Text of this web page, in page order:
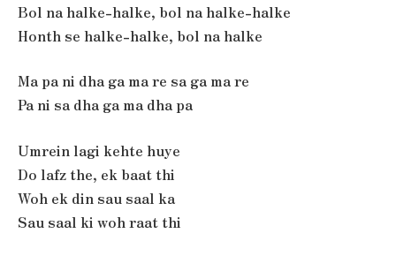
Bol na halke-halke, bol na halke-halke
Honth se halke-halke, bol na halke
Ma pa ni dha ga ma re sa ga ma re
Pa ni sa dha ga ma dha pa
Umrein lagi kehte huye
Do lafz the, ek baat thi
Woh ek din sau saal ka
Sau saal ki woh raat thi